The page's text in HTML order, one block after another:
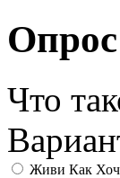
Опрос
Что
Живи Как